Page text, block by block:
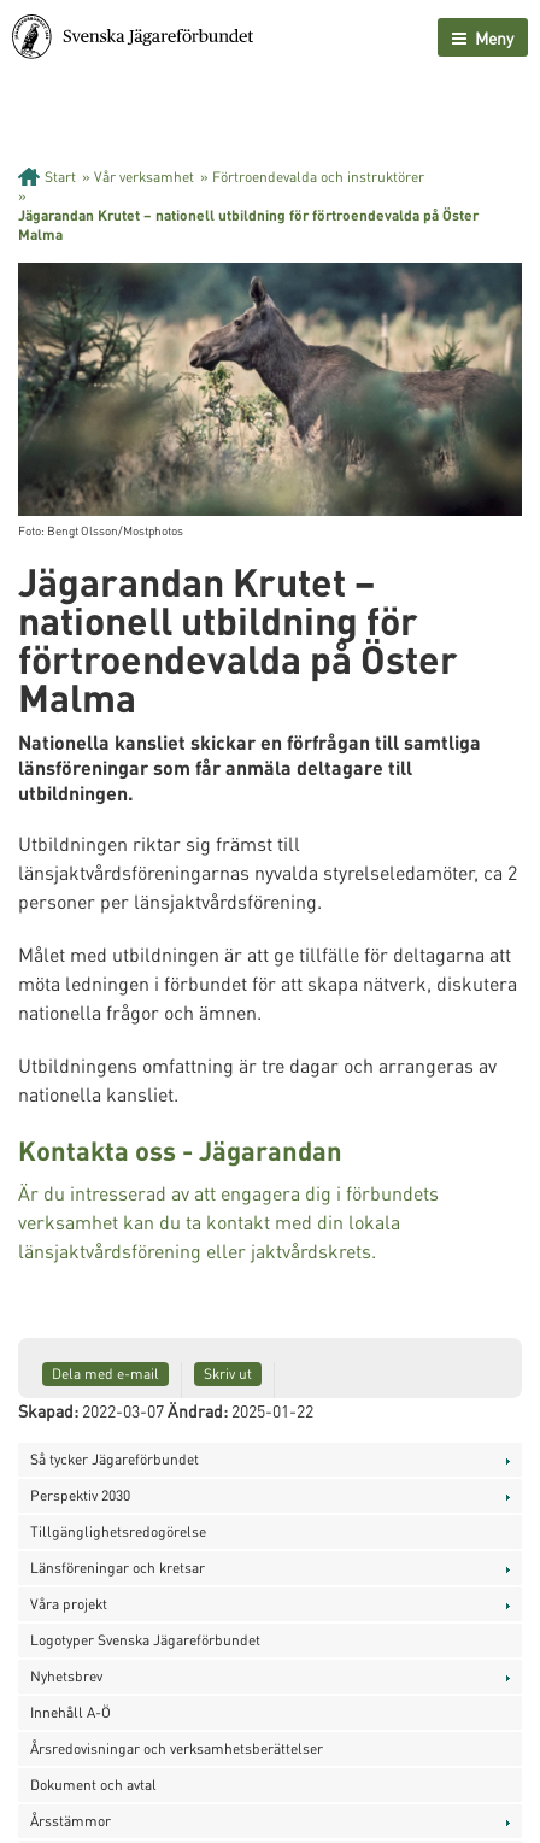
Meny
Start » Vår verksamhet » Förtroendevalda och instruktörer
»
Jägarandan Krutet – nationell utbildning för förtroendevalda på Öster
Malma
Foto: Bengt Olsson/Mostphotos
Jägarandan Krutet –
nationell utbildning för
förtroendevalda på Öster
Malma
Nationella kansliet skickar en förfrågan till samtliga
länsföreningar som får anmäla deltagare till
utbildningen.
Utbildningen riktar sig främst till
länsjaktvårdsföreningarnas nyvalda styrelseledamöter, ca 2
personer per länsjaktvårdsförening.
Målet med utbildningen är att ge tillfälle för deltagarna att
möta ledningen i förbundet för att skapa nätverk, diskutera
nationella frågor och ämnen.
Utbildningens omfattning är tre dagar och arrangeras av
nationella kansliet.
Kontakta oss - Jägarandan
Är du intresserad av att engagera dig i förbundets
verksamhet kan du ta kontakt med din lokala
länsjaktvårdsförening eller jaktvårdskrets.
Dela med e-mail Skriv ut
Skapad: 2022-03-07Ändrad: 2025-01-22
Så tycker Jägareförbundet
Perspektiv 2030
Tillgänglighetsredogörelse
Länsföreningar och kretsar
Våra projekt
Logotyper Svenska Jägareförbundet
Nyhetsbrev
Innehåll A-Ö
Årsredovisningar och verksamhetsberättelser
Dokument och avtal
Årsstämmor